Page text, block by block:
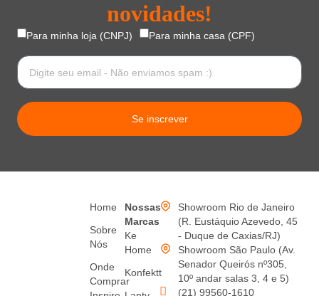
novidades!
Para minha loja (CNPJ) Para minha casa (CPF)
Se inscrever
Home
Sobre
Nós
Onde
Comprar
Nossas
Marcas
Ke
Home
Konfektt
Showroom Rio de Janeiro
(R. Eustáquio Azevedo, 45
- Duque de Caxias/RJ)
Showroom São Paulo (Av.
Senador Queirós nº305,
10º andar salas 3, 4 e 5)
(21) 99560-1610